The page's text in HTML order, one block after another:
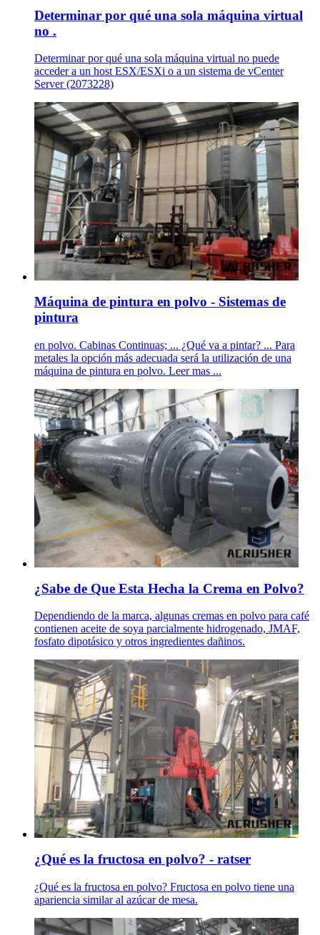
Determinar por qué una sola máquina virtual
no .
Determinar por qué una sola máquina virtual no puede
acceder a un host ESX/ESXi o a un sistema de vCenter
Server (2073228)
Máquina de pintura en polvo - Sistemas de
pintura
en polvo. Cabinas Continuas; ... ¿Qué va a pintar? ... Para
metales la opción más adecuada será la utilización de una
máquina de pintura en polvo. Leer mas ...
¿Sabe de Que Esta Hecha la Crema en Polvo?
Dependiendo de la marca, algunas cremas en polvo para café
contienen aceite de soya parcialmente hidrogenado, JMAF,
fosfato dipotásico y otros ingredientes dañinos.
¿Qué es la fructosa en polvo? - ratser
¿Qué es la fructosa en polvo? Fructosa en polvo tiene una
apariencia similar al azúcar de mesa.